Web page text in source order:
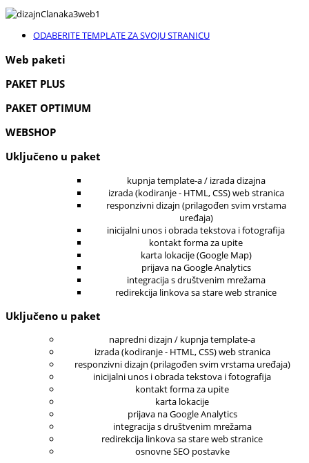
ODABERITE TEMPLATE ZA SVOJU STRANICU
Web paketi
PAKET PLUS
PAKET OPTIMUM
WEBSHOP
Uključeno u paket
kupnja template-a / izrada dizajna
izrada (kodiranje - HTML, CSS) web stranica
responzivni dizajn (prilagođen svim vrstama
uređaja)
inicijalni unos i obrada tekstova i fotografija
kontakt forma za upite
karta lokacije (Google Map)
prijava na Google Analytics
integracija s društvenim mrežama
redirekcija linkova sa stare web stranice
Uključeno u paket
napredni dizajn / kupnja template-a
izrada (kodiranje - HTML, CSS) web stranica
responzivni dizajn (prilagođen svim vrstama uređaja)
inicijalni unos i obrada tekstova i fotografija
kontakt forma za upite
karta lokacije
prijava na Google Analytics
integracija s društvenim mrežama
redirekcija linkova sa stare web stranice
osnovne SEO postavke